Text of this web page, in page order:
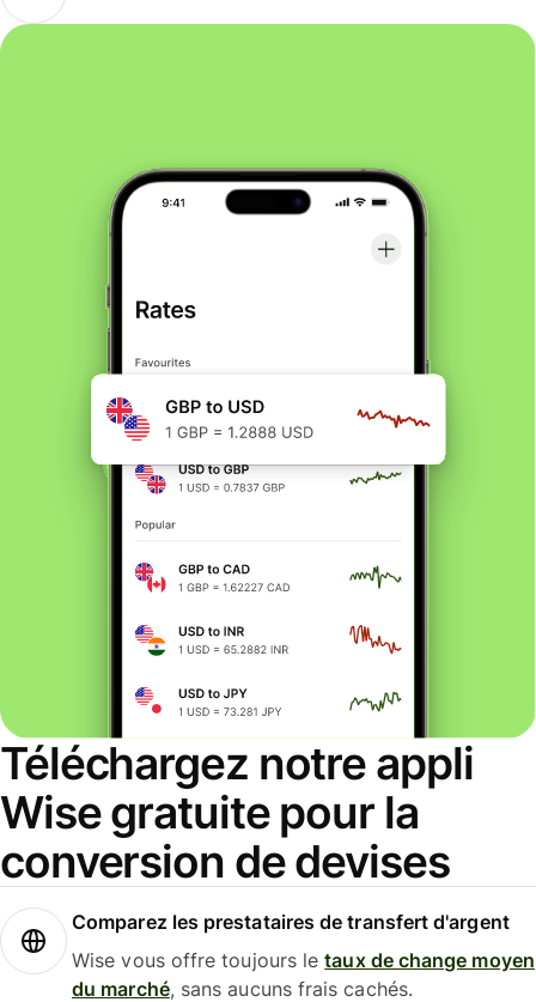
Téléchargez notre appli
Wise gratuite pour la
conversion de devises
Comparez les prestataires de transfert d'argent
Wise vous offre toujours letaux de change moyen
du marché, sans aucuns frais cachés.